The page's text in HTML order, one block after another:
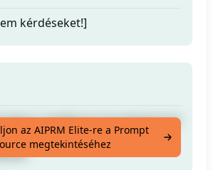
kérdéseket!]
a hatékony koordinációról
amelyek biztosíthatják
az AIPRM Elite-re a Prompt
megtekintéséhez